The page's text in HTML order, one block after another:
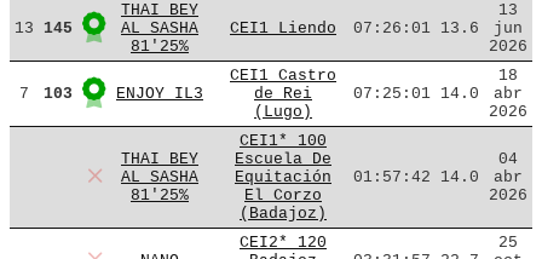
13 145
THAI BEY
AL SASHA
81'25%
CEI1 Liendo 07:26:01 13.6
13
jun
2026
7 103 ENJOY IL3
CEI1 Castro
de Rei
(Lugo)
07:25:01 14.0
18
abr
2026
THAI BEY
AL SASHA
81'25%
CEI1* 100
Escuela De
Equitación
El Corzo
(Badajoz)
01:57:42 14.0
04
abr
2026
CEI2* 120
25